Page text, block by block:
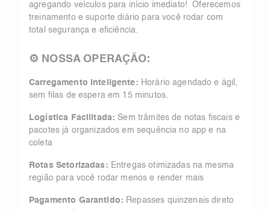
agregando veículos para início imediato! Oferecemos
treinamento e suporte diário para você rodar com
total segurança e eficiência.
⚙️ NOSSA OPERAÇÃO:
Carregamento Inteligente: Horário agendado e ágil,
sem filas de espera em 15 minutos.
Logística Facilitada: Sem trâmites de notas fiscais e
pacotes já organizados em sequência no app e na
coleta
Rotas Setorizadas: Entregas otimizadas na mesma
região para você rodar menos e render mais
Pagamento Garantido: Repasses quinzenais direto